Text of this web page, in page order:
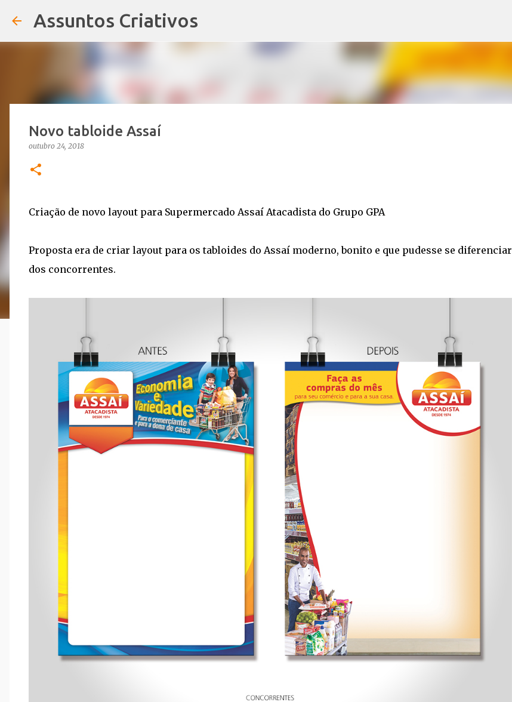
Assuntos Criativos
Novo tabloide Assaí
outubro 24, 2018
Criação de novo layout para Supermercado Assaí Atacadista do Grupo GPA
Proposta era de criar layout para os tabloides do Assaí moderno, bonito e que pudesse se diferenciar
dos concorrentes.